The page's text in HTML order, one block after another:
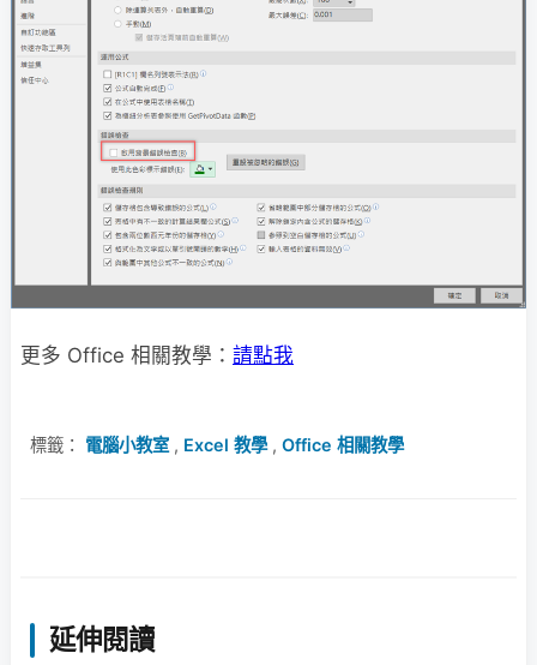
更多 Office 相關教學： 請點我
標籤： 電腦小教室, Excel 教學, Office 相關教學
延伸閱讀